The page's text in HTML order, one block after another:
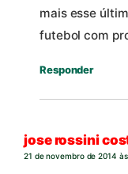
mais esse
futebol com
Responder
jose rossini
21 de novembro de 2014